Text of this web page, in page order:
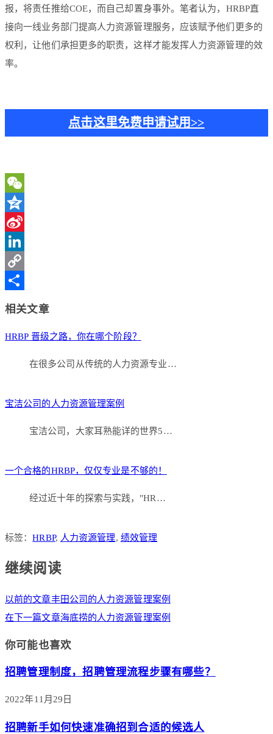
报，将责任推给COE，而自己却置身事外。笔者认为，HRBP直
接向一线业务部门提高人力资源管理服务，应该赋予他们更多的
权利，让他们承担更多的职责，这样才能发挥人力资源管理的效
率。
点击这里免费申请试用>>
WeChat
Qzone
Sina
Weibo
LinkedIn
Copy
相关文章
HRBP 晋级之路，你在哪个阶段？
在很多公司从传统的人力资源专业…
宝洁公司的人力资源管理案例
宝洁公司，大家耳熟能详的世界5…
一个合格的HRBP，仅仅专业是不够的！
经过近十年的探索与实践，"HR…
标签：HRBP, 人力资源管理, 绩效管理
继续阅读
以前的文章丰田公司的人力资源管理案例
在下一篇文章海底捞的人力资源管理案例
你可能也喜欢
招聘管理制度，招聘管理流程步骤有哪些？
2022年11月29日
招聘新手如何快速准确招到合适的候选人